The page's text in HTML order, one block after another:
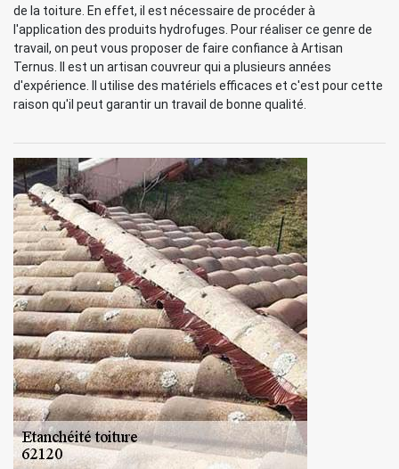
de la toiture. En effet, il est nécessaire de procéder à
l'application des produits hydrofuges. Pour réaliser ce genre de
travail, on peut vous proposer de faire confiance à Artisan
Ternus. Il est un artisan couvreur qui a plusieurs années
d'expérience. Il utilise des matériels efficaces et c'est pour cette
raison qu'il peut garantir un travail de bonne qualité.